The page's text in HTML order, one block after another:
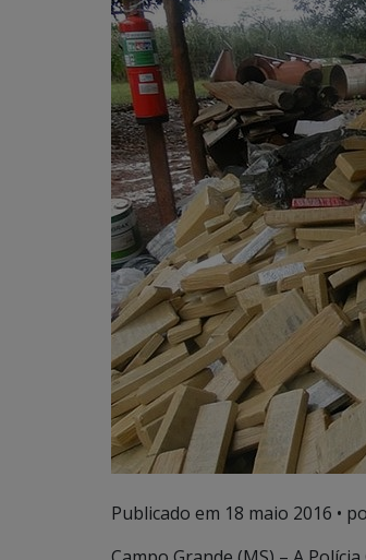
Publicado em 18 maio 2016 •